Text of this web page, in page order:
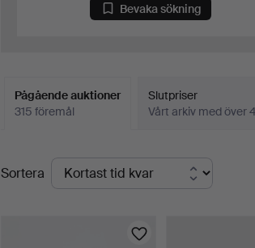
Bevaka sökning
Pågående auktioner
315 föremål
Slutpriser
Vårt arkiv med över
Pågående
auktioner
Sortera